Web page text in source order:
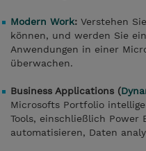
Modern Work: Verstehen
können, und werden Sie
Anwendungen in einer
überwachen.
Business Applications (
Microsofts Portfolio
Tools, einschließlich Power
automatisieren, Daten